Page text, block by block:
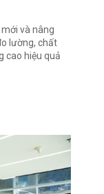
và nâng
lường, chất
cao hiệu quả